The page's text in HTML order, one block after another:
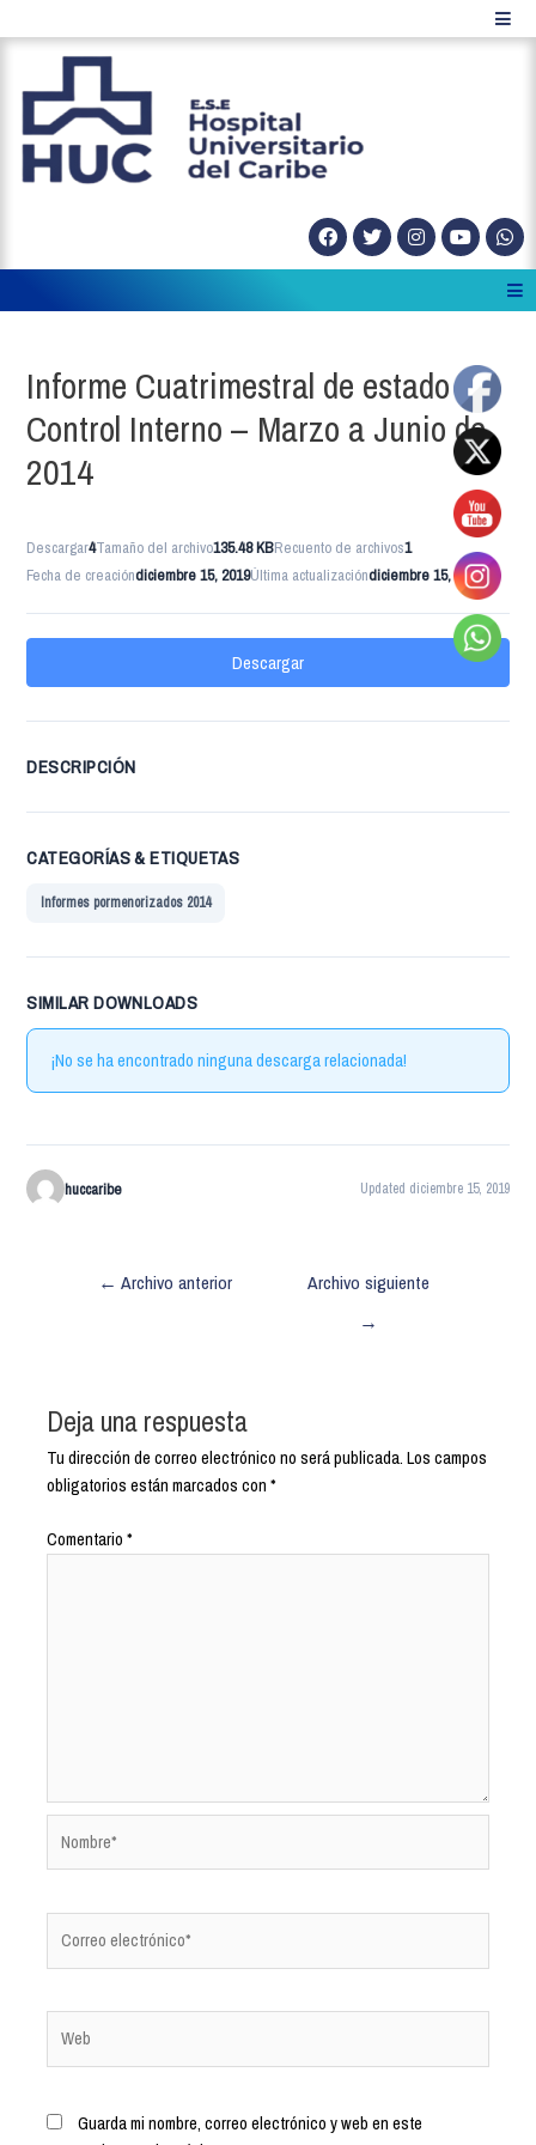
Informe Cuatrimestral de estado
Control Interno – Marzo a Junio de
2014
Descargar4Tamaño del archivo135.48 KBRecuento de archivos1
Fecha de creacióndiciembre 15, 2019Última actualizacióndiciembre 15, 2019
Descargar
DESCRIPCIÓN
CATEGORÍAS & ETIQUETAS
Informes pormenorizados 2014
SIMILAR DOWNLOADS
¡No se ha encontrado ninguna descarga relacionada!
huccaribe Updated diciembre 15, 2019
← Archivo anterior
Archivo siguiente
→
Deja una respuesta
Tu dirección de correo electrónico no será publicada. Los campos
obligatorios están marcados con*
Comentario*
Guarda mi nombre, correo electrónico y web en este